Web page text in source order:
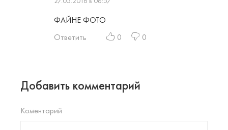
ФАЙНЕ ФОТО
Ответить
0 0
Добавить комментарий
Коментарий